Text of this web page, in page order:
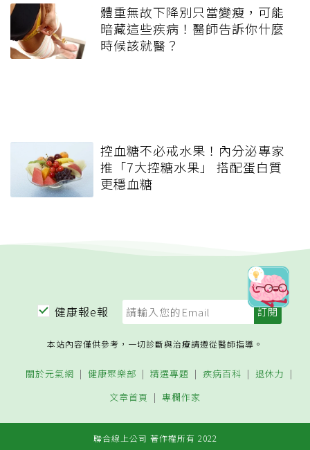
體重無故下降別只當變瘦，可能
暗藏這些疾病！醫師告訴你什麼
時候該就醫？
控血糖不必戒水果！內分泌專家
推「7大控糖水果」 搭配蛋白質
更穩血糖
健康報e報
本站內容僅供參考，一切診斷與治療請遵從醫師指導。
關於元氣網 健康聚樂部 精選專題 疾病百科
退休力
文章首頁
專欄作家
聯合線上公司 著作權所有 2022